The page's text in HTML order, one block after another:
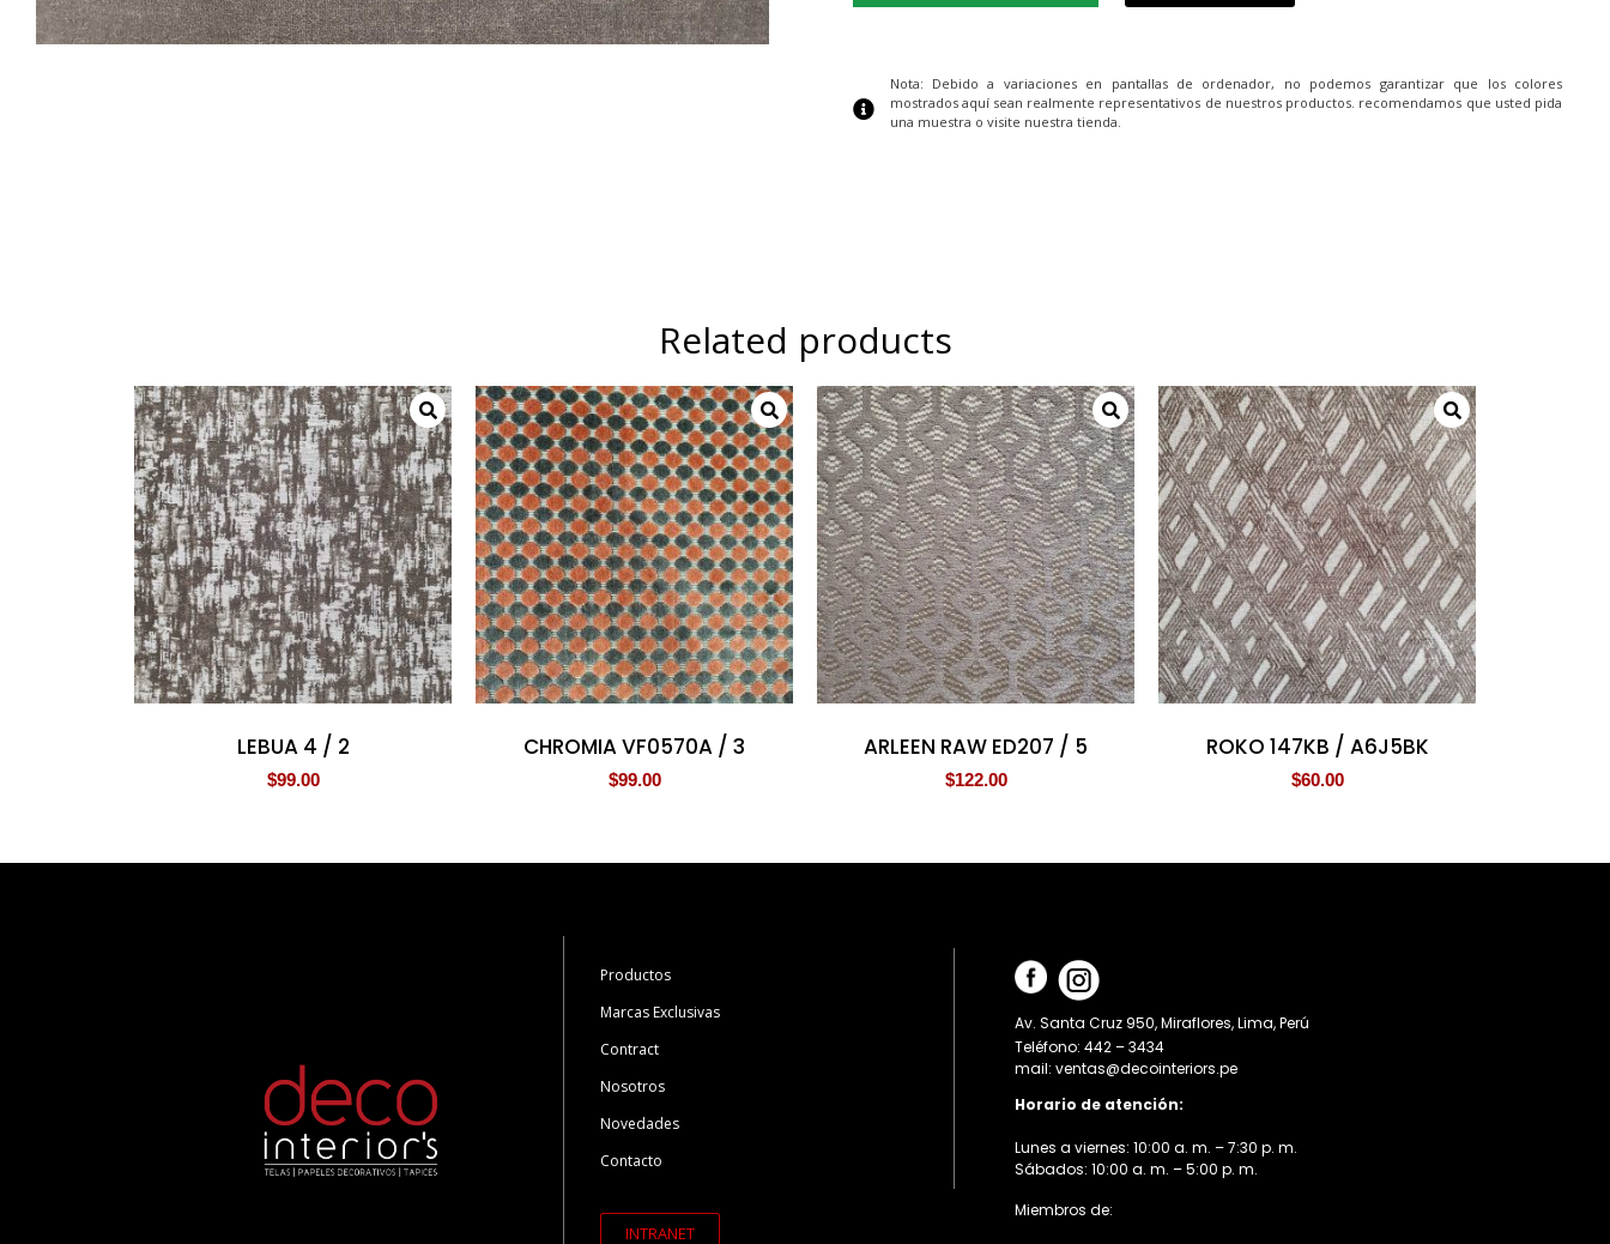
Nota: Debido a variaciones en pantallas de ordenador, no podemos garantizar que los colores
mostrados aquí sean realmente representativos de nuestros productos. recomendamos que usted pida
una muestra o visite nuestra tienda.
Related products
LEBUA 4 / 2
$99.00
CHROMIA VF0570A / 3
$99.00
ARLEEN RAW ED207 / 5
$122.00
ROKO 147KB / A6J5BK
$60.00
Productos
Marcas Exclusivas
Contract
Nosotros
Novedades
Contacto
INTRANET
Av. Santa Cruz 950, Miraflores, Lima, Perú
Teléfono: 442 – 3434
mail: ventas@decointeriors.pe
Horario de atención:
Lunes a viernes: 10:00 a. m. – 7:30 p. m.
Sábados: 10:00 a. m. – 5:00 p. m.
Miembros de: